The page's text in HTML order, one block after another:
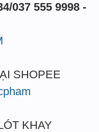
037 555 9998 -
SHOPEE
KHAY